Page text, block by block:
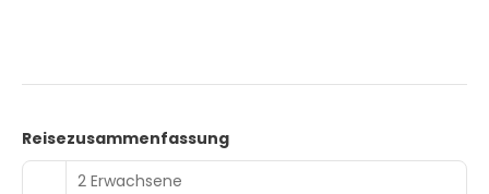
Reisezusammenfassung
2 Erwachsene